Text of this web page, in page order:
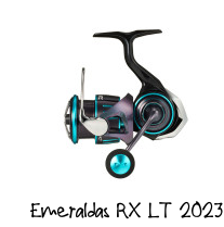
Emeraldas RX LT 2023